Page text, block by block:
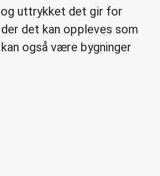
uttrykket det gir for
det kan oppleves som
også være bygninger